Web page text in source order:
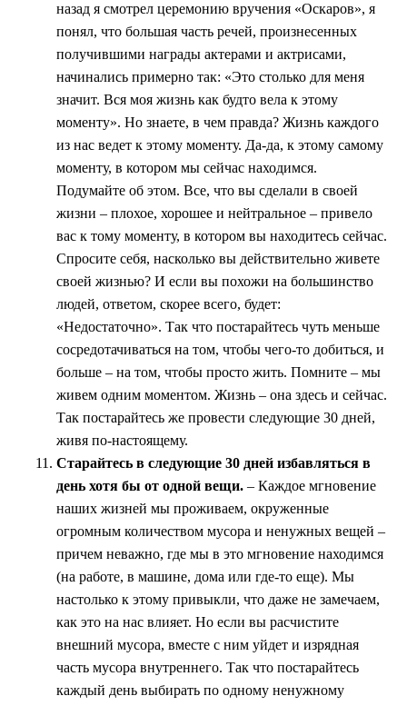
назад я смотрел церемонию вручения «Оскаров», я
понял, что большая часть речей, произнесенных
получившими награды актерами и актрисами,
начинались примерно так: «Это столько для меня
значит. Вся моя жизнь как будто вела к этому
моменту». Но знаете, в чем правда? Жизнь каждого
из нас ведет к этому моменту. Да-да, к этому самому
моменту, в котором мы сейчас находимся.
Подумайте об этом. Все, что вы сделали в своей
жизни – плохое, хорошее и нейтральное – привело
вас к тому моменту, в котором вы находитесь сейчас.
Спросите себя, насколько вы действительно живете
своей жизнью? И если вы похожи на большинство
людей, ответом, скорее всего, будет:
«Недостаточно». Так что постарайтесь чуть меньше
сосредотачиваться на том, чтобы чего-то добиться, и
больше – на том, чтобы просто жить. Помните – мы
живем одним моментом. Жизнь – она здесь и сейчас.
Так постарайтесь же провести следующие 30 дней,
живя по-настоящему.
Старайтесь в следующие 30 дней избавляться в
день хотя бы от одной вещи. – Каждое мгновение
наших жизней мы проживаем, окруженные
огромным количеством мусора и ненужных вещей –
причем неважно, где мы в это мгновение находимся
(на работе, в машине, дома или где-то еще). Мы
настолько к этому привыкли, что даже не замечаем,
как это на нас влияет. Но если вы расчистите
внешний мусора, вместе с ним уйдет и изрядная
часть мусора внутреннего. Так что постарайтесь
каждый день выбирать по одному ненужному